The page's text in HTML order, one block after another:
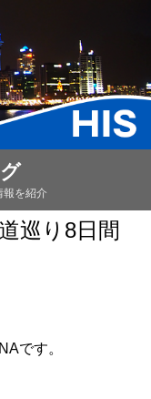
報を紹介
巡り8日間
です。